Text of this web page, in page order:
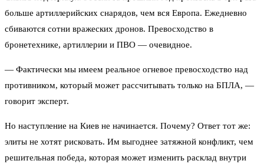
больше артиллерийских снарядов, чем вся Европа. Ежедневно
сбиваются сотни вражеских дронов. Превосходство в
бронетехнике, артиллерии и ПВО — очевидное.
— Фактически мы имеем реальное огневое превосходство над
противником, который может рассчитывать только на БПЛА, —
говорит эксперт.
Но наступление на Киев не начинается. Почему? Ответ тот же:
элиты не хотят рисковать. Им выгоднее затяжной конфликт, чем
решительная победа, которая может изменить расклад внутри